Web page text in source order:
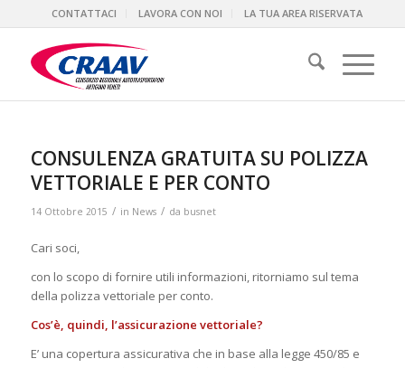
CONTATTACI LAVORA CON NOI LA TUA AREA RISERVATA
CONSULENZA GRATUITA SU POLIZZA
VETTORIALE E PER CONTO
14 Ottobre 2015 / in News / da busnet
Cari soci,
con lo scopo di fornire utili informazioni, ritorniamo sul tema
della polizza vettoriale per conto.
Cos’è, quindi, l’assicurazione vettoriale?
E’ una copertura assicurativa che in base alla legge 450/85 e